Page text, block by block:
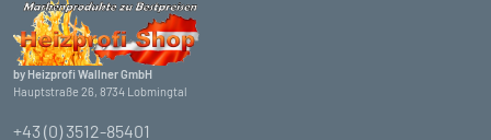
by Heizprofi Wallner GmbH
Hauptstraße 26, 8734 Lobmingtal
+43 (0) 3512-85401